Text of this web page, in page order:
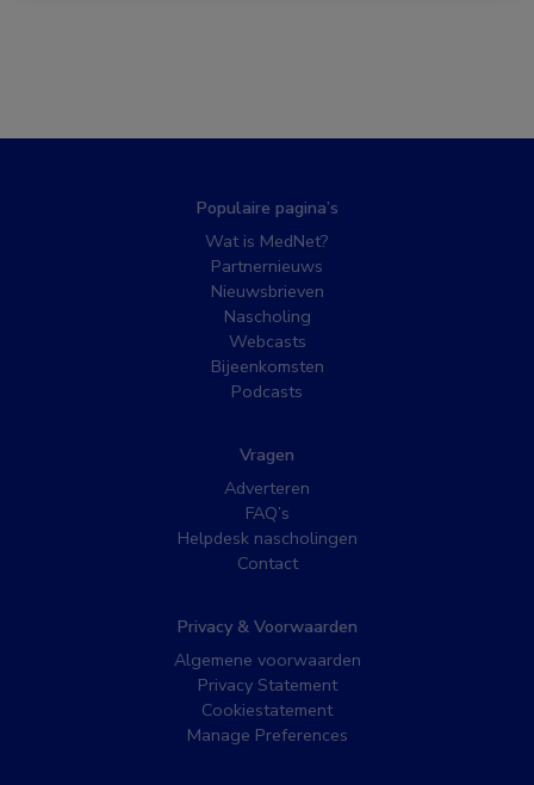
Populaire pagina’s
Wat is MedNet?
Partnernieuws
Nieuwsbrieven
Nascholing
Webcasts
Bijeenkomsten
Podcasts
Vragen
Adverteren
FAQ’s
Helpdesk nascholingen
Contact
Privacy & Voorwaarden
Algemene voorwaarden
Privacy Statement
Cookiestatement
Manage Preferences